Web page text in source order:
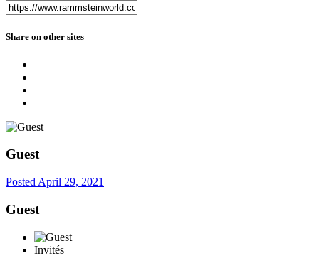
Share on other sites
Guest
Posted April 29, 2021
Guest
Invités